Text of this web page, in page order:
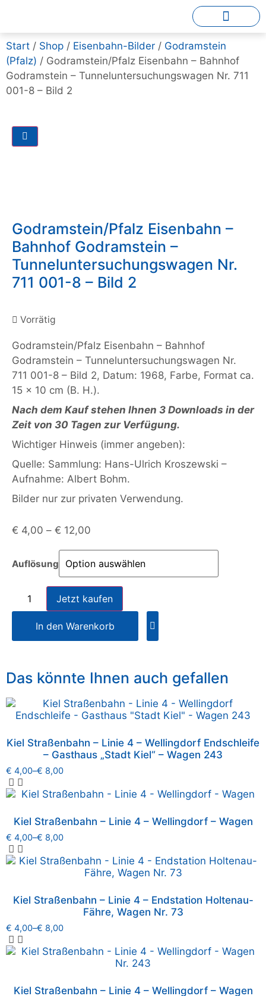
Start / Shop / Eisenbahn-Bilder / Godramstein
(Pfalz) / Godramstein/Pfalz Eisenbahn – Bahnhof
Godramstein – Tunneluntersuchungswagen Nr. 711
001-8 – Bild 2
Godramstein/Pfalz Eisenbahn –
Bahnhof Godramstein –
Tunneluntersuchungswagen Nr.
711 001-8 – Bild 2
Vorrätig
Godramstein/Pfalz Eisenbahn – Bahnhof
Godramstein – Tunneluntersuchungswagen Nr.
711 001-8 – Bild 2, Datum: 1968, Farbe, Format ca.
15 x 10 cm (B. H.).
Nach dem Kauf stehen Ihnen 3 Downloads in der
Zeit von 30 Tagen zur Verfügung.
Wichtiger Hinweis (immer angeben):
Quelle: Sammlung: Hans-Ulrich Kroszewski –
Aufnahme: Albert Bohm.
Bilder nur zur privaten Verwendung.
€ 4,00 – € 12,00
Auflösung
Jetzt kaufen
In den Warenkorb
Das könnte Ihnen auch gefallen
Kiel Straßenbahn – Linie 4 – Wellingdorf Endschleife
– Gasthaus „Stadt Kiel“ – Wagen 243
€ 4,00–€ 8,00
Kiel Straßenbahn – Linie 4 – Wellingdorf – Wagen
€ 4,00–€ 8,00
Kiel Straßenbahn – Linie 4 – Endstation Holtenau-
Fähre, Wagen Nr. 73
€ 4,00–€ 8,00
Kiel Straßenbahn – Linie 4 – Wellingdorf – Wagen